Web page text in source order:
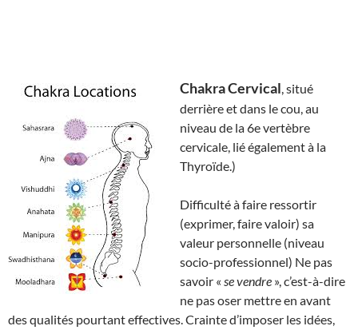
Chakra Cervical, situé
derrière et dans le cou, au
niveau de la 6e vertèbre
cervicale, lié également à la
Thyroïde.)
Difficulté à faire ressortir
(exprimer, faire valoir) sa
valeur personnelle (niveau
socio-professionnel) Ne pas
savoir « se vendre », c’est-à-dire
ne pas oser mettre en avant
des qualités pourtant effectives. Crainte d’imposer les idées,